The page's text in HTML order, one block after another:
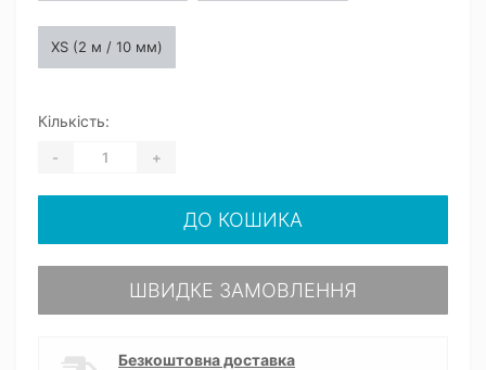
XS (2 м / 10 мм)
Кількість:
- +
ДО КОШИКА
ШВИДКЕ ЗАМОВЛЕННЯ
Безкоштовна доставка